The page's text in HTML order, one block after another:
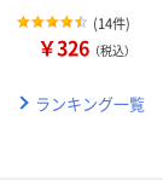
(14件)
￥326 （税込）
ランキング一覧